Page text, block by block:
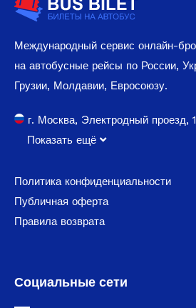
Международный сервис онлайн-
на автобусные рейсы по России,
Грузии, Молдавии, Евросоюзу.
г. Москва, Электродный проезд,
Показать ещё
Политика конфиденциальности
Публичная оферта
Правила возврата
Социальные сети